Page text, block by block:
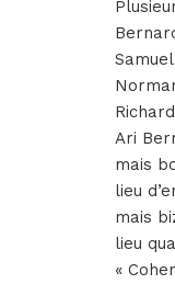
Ari
mais
lieu
mais
lieu
«